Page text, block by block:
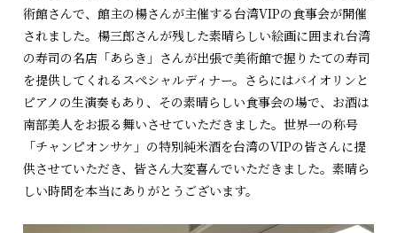
術館さんで、館主の楊さんが主催する台湾VIPの食事会が開催
されました。楊三郎さんが残した素晴らしい絵画に囲まれ台湾
の寿司の名店「あらき」さんが出張で美術館で握りたての寿司
を提供してくれるスペシャルディナー。さらにはバイオリンと
ピアノの生演奏もあり、その素晴らしい食事会の場で、お酒は
南部美人をお振る舞いさせていただきました。世界一の称号
「チャンピオンサケ」の特別純米酒を台湾のVIPの皆さんに提
供させていただき、皆さん大変喜んでいただきました。素晴ら
しい時間を本当にありがとうございます。